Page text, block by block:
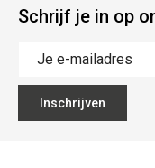
Schrijf je in op
Inschrijven